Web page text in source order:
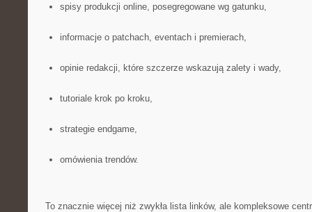
spisy produkcji online, posegregowane wg gatunku,
informacje o patchach, eventach i premierach,
opinie redakcji, które szczerze wskazują zalety i wady,
tutoriale krok po kroku,
strategie endgame,
omówienia trendów.
To znacznie więcej niż zwykła lista linków, ale kompleksowe